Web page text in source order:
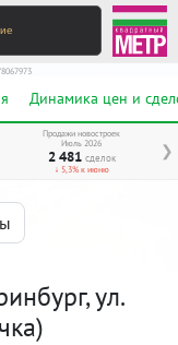
Динамика цен и
❯
Продажи новостроек
Июль 2026
2 481 сделок
↓ 5,3% к июню
ул.